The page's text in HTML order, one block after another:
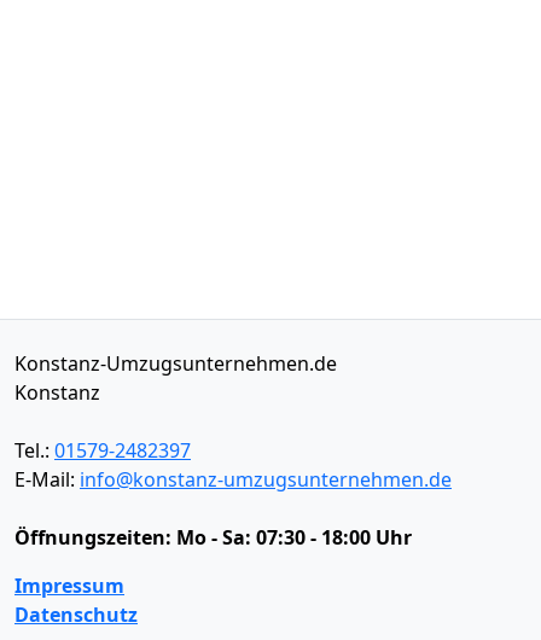
Konstanz-Umzugsunternehmen.de
Konstanz
Tel.: 01579-2482397
E-Mail: info@konstanz-umzugsunternehmen.de
Öffnungszeiten: Mo - Sa: 07:30 - 18:00 Uhr
Impressum
Datenschutz